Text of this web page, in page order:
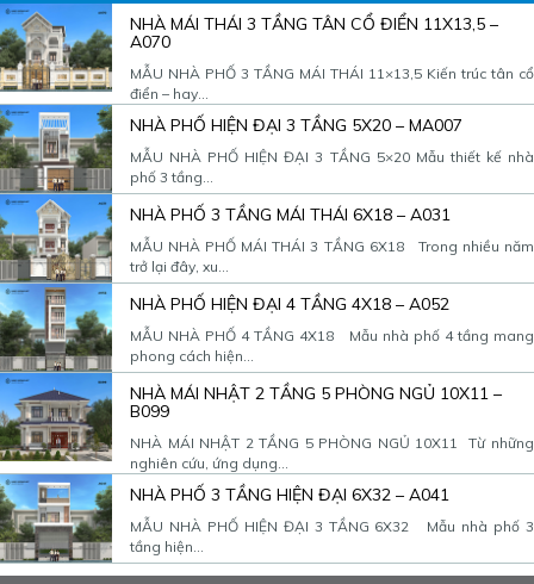
NHÀ MÁI THÁI 3 TẦNG TÂN CỔ ĐIỂN 11X13,5 –
A070
MẪU NHÀ PHỐ 3 TẦNG MÁI THÁI 11×13,5 Kiến trúc tân cổ
điển – hay...
NHÀ PHỐ HIỆN ĐẠI 3 TẦNG 5X20 – MA007
MẪU NHÀ PHỐ HIỆN ĐẠI 3 TẦNG 5×20 Mẫu thiết kế nhà
phố 3 tầng...
NHÀ PHỐ 3 TẦNG MÁI THÁI 6X18 – A031
MẪU NHÀ PHỐ MÁI THÁI 3 TẦNG 6X18 Trong nhiều năm
trở lại đây, xu...
NHÀ PHỐ HIỆN ĐẠI 4 TẦNG 4X18 – A052
MẪU NHÀ PHỐ 4 TẦNG 4X18 Mẫu nhà phố 4 tầng mang
phong cách hiện...
NHÀ MÁI NHẬT 2 TẦNG 5 PHÒNG NGỦ 10X11 –
B099
NHÀ MÁI NHẬT 2 TẦNG 5 PHÒNG NGỦ 10X11 Từ những
nghiên cứu, ứng dụng...
NHÀ PHỐ 3 TẦNG HIỆN ĐẠI 6X32 – A041
MẪU NHÀ PHỐ HIỆN ĐẠI 3 TẦNG 6X32 Mẫu nhà phố 3
tầng hiện...